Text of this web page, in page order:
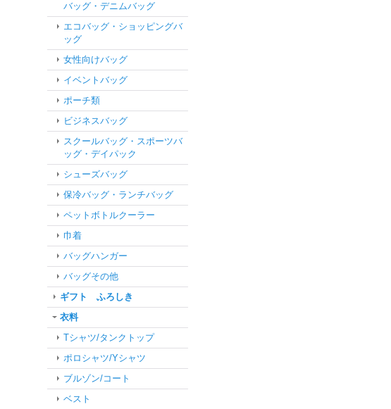
バッグ・デニムバッグ
エコバッグ・ショッピングバ
ッグ
女性向けバッグ
イベントバッグ
ポーチ類
ビジネスバッグ
スクールバッグ・スポーツバ
ッグ・デイパック
シューズバッグ
保冷バッグ・ランチバッグ
ペットボトルクーラー
巾着
バッグハンガー
バッグその他
ギフト ふろしき
衣料
Tシャツ/タンクトップ
ポロシャツ/Yシャツ
ブルゾン/コート
ベスト